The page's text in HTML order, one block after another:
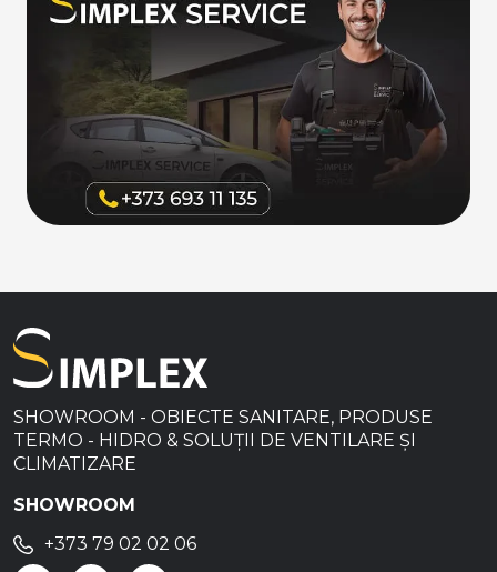
SHOWROOM - OBIECTE SANITARE, PRODUSE
TERMO - HIDRO & SOLUȚII DE VENTILARE ȘI
CLIMATIZARE
SHOWROOM
+373 79 02 02 06